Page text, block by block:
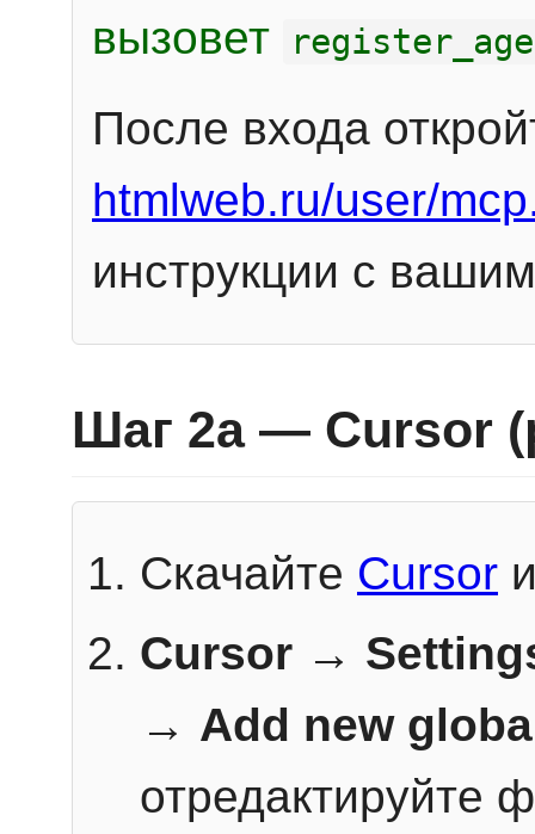
вызовет
После входа
htmlweb.ru/user/
инструкции с
Шаг 2a — Cursor
Скачайте Cursor
Cursor →
→ Add new
отредактируйте